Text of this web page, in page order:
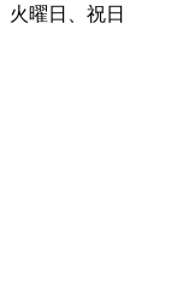
火曜日、祝日